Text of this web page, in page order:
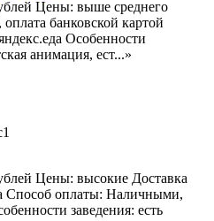
Цены: выше среднего
банковской картой
Особенности
анимация, ест...»
Цены: высокие Доставка
Способ оплаты: Наличными,
заведения: есть